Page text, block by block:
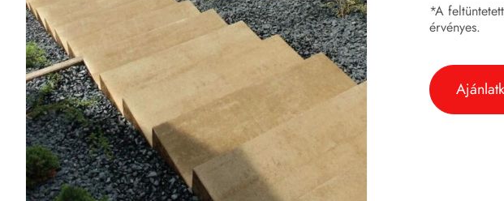
*A
érvényes.